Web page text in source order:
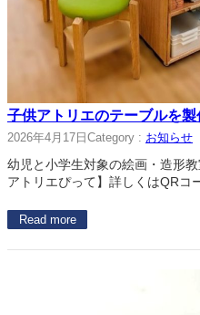
子供アトリエのテーブルを
2026年4月17日 Category : お知らせ
幼児と小学生対象の絵画・造形
アトリエぴって】詳しくはQRコ
Read more